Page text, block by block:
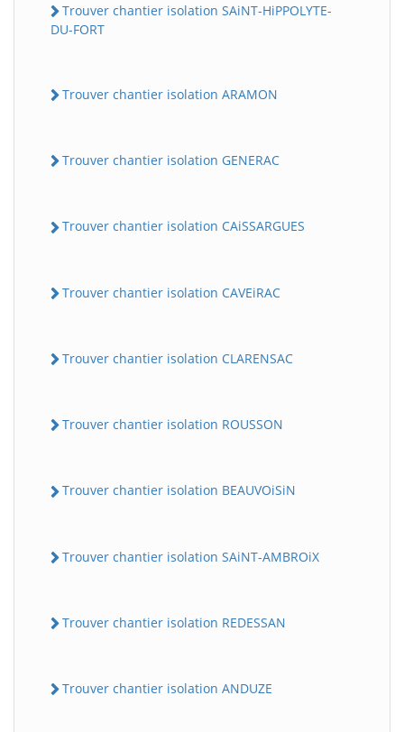
Trouver chantier isolation SAiNT-HiPPOLYTE-
DU-FORT
Trouver chantier isolation ARAMON
Trouver chantier isolation GENERAC
Trouver chantier isolation CAiSSARGUES
Trouver chantier isolation CAVEiRAC
Trouver chantier isolation CLARENSAC
Trouver chantier isolation ROUSSON
Trouver chantier isolation BEAUVOiSiN
Trouver chantier isolation SAiNT-AMBROiX
Trouver chantier isolation REDESSAN
Trouver chantier isolation ANDUZE